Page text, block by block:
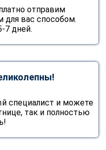
отправим
вас способом.
7 дней.
специалист и можете
так и полностью